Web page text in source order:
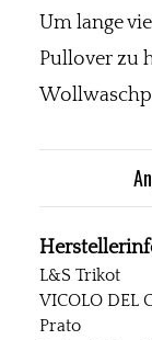
Um lange
Pullover zu
L&S Trikot
VICOLO DEL
Prato